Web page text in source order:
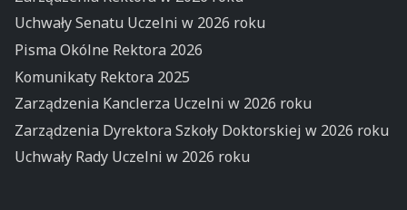
Uchwały Senatu Uczelni w 2026 roku
Pisma Okólne Rektora 2026
Komunikaty Rektora 2025
Zarządzenia Kanclerza Uczelni w 2026 roku
Zarządzenia Dyrektora Szkoły Doktorskiej w 2026 roku
Uchwały Rady Uczelni w 2026 roku